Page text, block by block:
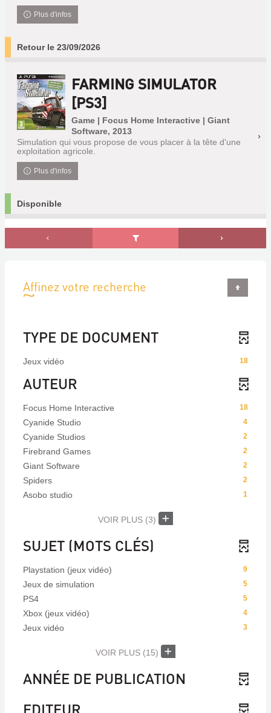
Plus d'infos
Retour le 23/09/2026
FARMING SIMULATOR
[PS3]
Game | Focus Home Interactive | Giant
Software, 2013
Simulation qui vous propose de vous placer à la tête d'une
exploitation agricole.
Plus d'infos
Disponible
Affinez votre recherche
TYPE DE DOCUMENT
18
Jeux vidéo
AUTEUR
18
Focus Home Interactive
4
Cyanide Studio
2
Cyanide Studios
2
Firebrand Games
2
Giant Software
2
Spiders
1
Asobo studio
VOIR PLUS (3)
SUJET (MOTS CLÉS)
9
Playstation (jeux vidéo)
5
Jeux de simulation
5
PS4
4
Xbox (jeux vidéo)
3
Jeux vidéo
VOIR PLUS (15)
ANNÉE DE PUBLICATION
EDITEUR